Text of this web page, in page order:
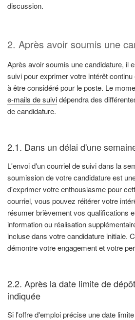
discussion.
2. Après avoir soumis une
Après avoir soumis une candidature, il
suivi pour exprimer votre intérêt
à être considéré pour le poste. Le
e-mails de suividépendra des
de candidature.
2.1. Dans un délai d'une
L'envoi d'un courriel de suivi dans la
soumission de votre candidature est
d'exprimer votre enthousiasme pour
courriel, vous pouvez réitérer votre
résumer brièvement vos qualifications
information ou réalisation
incluse dans votre candidature initiale.
démontre votre engagement et votre
2.2. Après la date limite de
indiquée
Si l'offre d'emploi précise une date